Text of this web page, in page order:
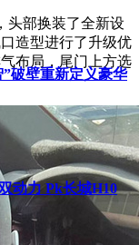
头部换装了全新设
造型进行了升级优
布局，尾门上方选
破壁重新定义豪华
动力 Pk长城H10